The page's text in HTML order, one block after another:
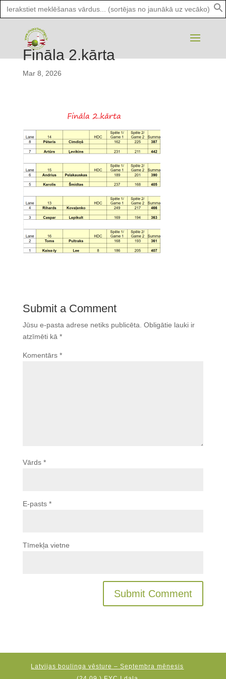
Search
for:
Fināla 2.kārta
Mar 8, 2026
Submit a Comment
Jūsu e-pasta adrese netiks publicēta. Obligātie lauki ir
atzīmēti kā *
Komentārs *
Vārds *
E-pasts *
Tīmekļa vietne
Latvijas boulinga vēsture – Septembra mēnesis